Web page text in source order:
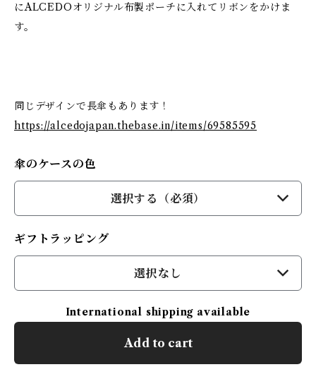
にALCEDOオリジナル布製ポーチに入れてリボンをかけま
す。
同じデザインで長傘もあります！
https://alcedojapan.thebase.in/items/69585595
傘のケースの色
選択する（必須）
ギフトラッピング
選択なし
International shipping available
Add to cart